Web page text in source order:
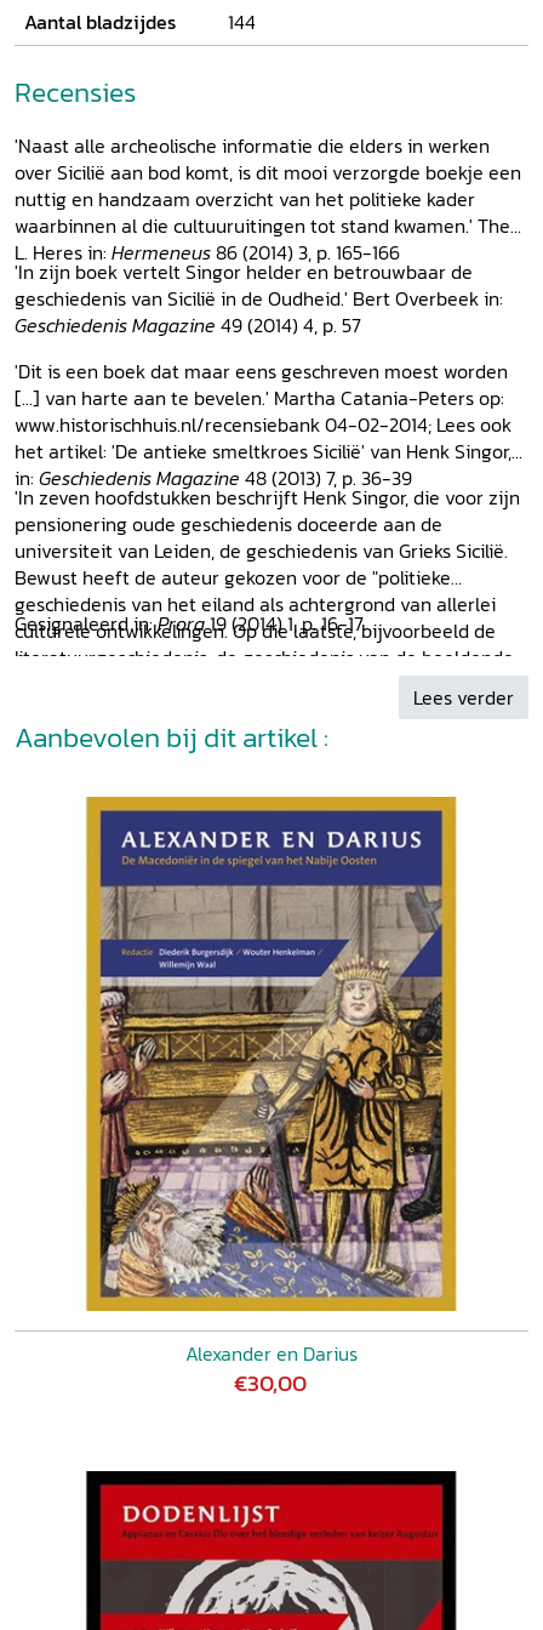
Aantal bladzijdes
144
Recensies
'Naast alle archeolische informatie die elders in werken
over Sicilië aan bod komt, is dit mooi verzorgde boekje een
nuttig en handzaam overzicht van het politieke kader
waarbinnen al die cultuuruitingen tot stand kwamen.' Thea
L. Heres in: Hermeneus86 (2014) 3, p. 165-166
'In zijn boek vertelt Singor helder en betrouwbaar de
geschiedenis van Sicilië in de Oudheid.' Bert Overbeek in:
Geschiedenis Magazine 49 (2014) 4, p. 57
'Dit is een boek dat maar eens geschreven moest worden
[...] van harte aan te bevelen.' Martha Catania-Peters op:
www.historischhuis.nl/recensiebank 04-02-2014; Lees ook
het artikel: 'De antieke smeltkroes Sicilië' van Henk Singor,
in: Geschiedenis Magazine 48 (2013) 7, p. 36-39
'In zeven hoofdstukken beschrijft Henk Singor, die voor zijn
pensionering oude geschiedenis doceerde aan de
universiteit van Leiden, de geschiedenis van Grieks Sicilië.
Bewust heeft de auteur gekozen voor de "politieke
geschiedenis van het eiland als achtergrond van allerlei
culturele ontwikkelingen. Op die laatste, bijvoorbeeld de
literatuurgeschiedenis, de geschiedenis van de beeldende
kunst, van de religie enzovoorts" (p. 7) gaat de auteur "in
bescheiden mate" in. [...] Het boekje is zeer geschikt om
enige orde te scheppen in de nogal chaotische
Sicilië-ganger!' Annet van Wiechen op:www.oudweb.nl
Gesignaleerd in:Prora19 (2014) 1, p. 16-17.
Lees verder
Aanbevolen bij dit artikel :
Alexander en Darius
€30,00